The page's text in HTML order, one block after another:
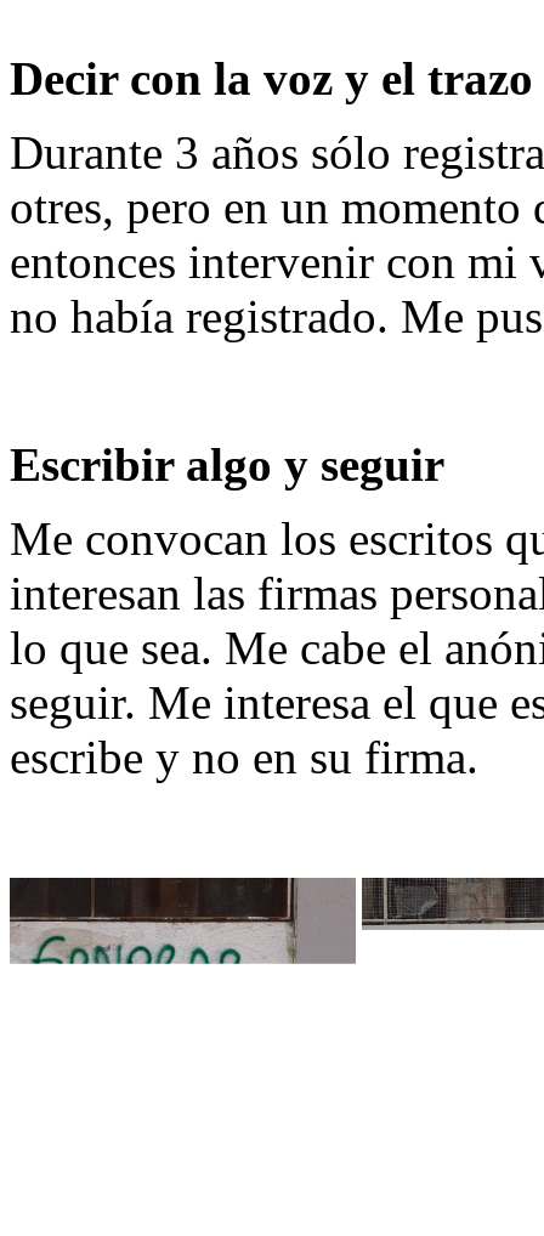
Decir con la voz y el trazo
Durante 3 años sólo
otres, pero en un
entonces intervenir con mi
no había registrado. Me
Escribir algo y seguir
Me convocan los escritos
interesan las firmas
lo que sea. Me cabe el
seguir. Me interesa el que
escribe y no en su firma.